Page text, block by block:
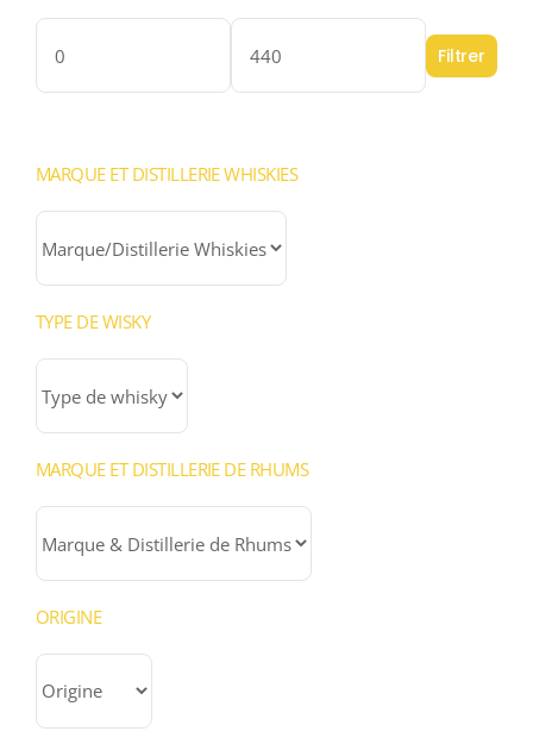
Prix
min
Prix
max
Filtrer
MARQUE ET DISTILLERIE WHISKIES
TYPE DE WISKY
MARQUE ET DISTILLERIE DE RHUMS
ORIGINE